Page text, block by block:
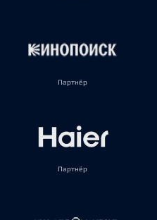
Партнёр
Партнёр